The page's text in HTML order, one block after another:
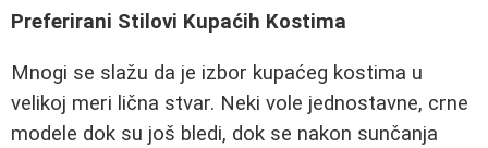
Preferirani Stilovi Kupaćih Kostima
Mnogi se slažu da je izbor kupaćeg kostima u
velikoj meri lična stvar. Neki vole jednostavne, crne
modele dok su još bledi, dok se nakon sunčanja